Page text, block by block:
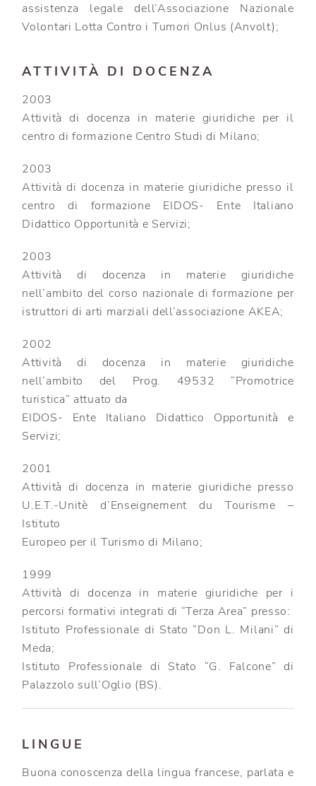
assistenza legale dell’Associazione Nazionale
Volontari Lotta Contro i Tumori Onlus (Anvolt);
ATTIVITÀ DI DOCENZA
2003
Attività di docenza in materie giuridiche per il
centro di formazione Centro Studi di Milano;
2003
Attività di docenza in materie giuridiche presso il
centro di formazione EIDOS- Ente Italiano
Didattico Opportunità e Servizi;
2003
Attività di docenza in materie giuridiche
nell’ambito del corso nazionale di formazione per
istruttori di arti marziali dell’associazione AKEA;
2002
Attività di docenza in materie giuridiche
nell’ambito del Prog. 49532 “Promotrice
turistica” attuato da
EIDOS- Ente Italiano Didattico Opportunità e
Servizi;
2001
Attività di docenza in materie giuridiche presso
U.E.T.-Unitè d’Enseignement du Tourisme –
Istituto
Europeo per il Turismo di Milano;
1999
Attività di docenza in materie giuridiche per i
percorsi formativi integrati di “Terza Area” presso:
Istituto Professionale di Stato “Don L. Milani” di
Meda;
Istituto Professionale di Stato “G. Falcone” di
Palazzolo sull’Oglio (BS).
LINGUE
Buona conoscenza della lingua francese, parlata e